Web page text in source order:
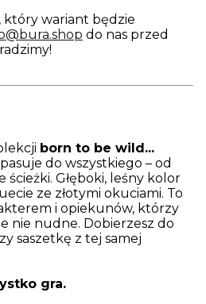
który wariant będzie
do nas przed
born to be wild...
do wszystkiego – od
ścieżki. Głęboki, leśny kolor
ze złotymi okuciami. To
i opiekunów, którzy
nie nudne. Dobierzesz do
saszetkę z tej samej
gra.